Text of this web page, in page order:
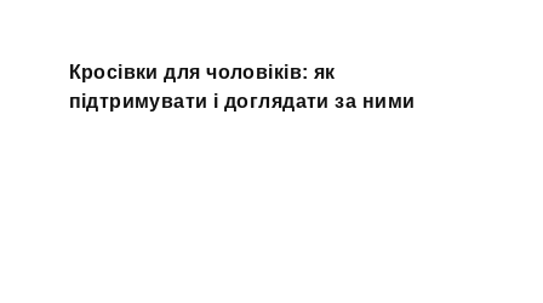
Кросівки для чоловіків: як
підтримувати і доглядати за ними